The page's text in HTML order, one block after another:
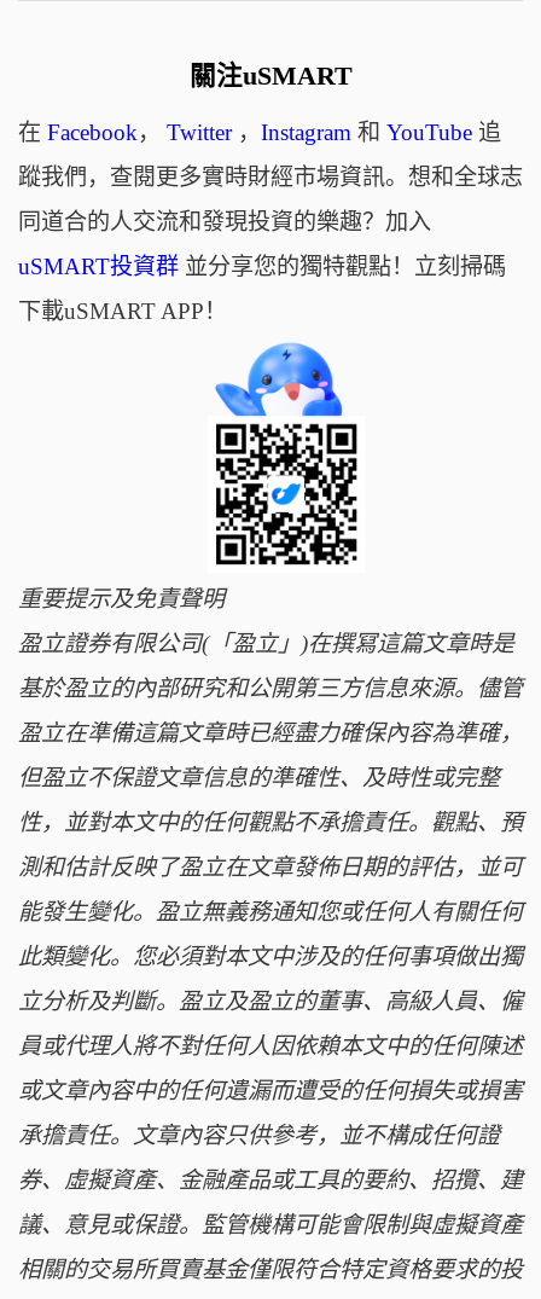
關注uSMART
在 Facebook， Twitter， Instagram和 YouTube追
蹤我們，查閱更多實時財經市場資訊。想和全球志
同道合的人交流和發現投資的樂趣？加入
uSMART投資群並分享您的獨特觀點！立刻掃碼
下載uSMART APP！
重要提示及免責聲明
盈立證券有限公司(「盈立」)在撰冩這篇文章時是
基於盈立的內部研究和公開第三方信息來源。儘管
盈立在準備這篇文章時已經盡力確保內容為準確，
但盈立不保證文章信息的準確性、及時性或完整
性，並對本文中的任何觀點不承擔責任。觀點、預
測和估計反映了盈立在文章發佈日期的評估，並可
能發生變化。盈立無義務通知您或任何人有關任何
此類變化。您必須對本文中涉及的任何事項做出獨
立分析及判斷。盈立及盈立的董事、高級人員、僱
員或代理人將不對任何人因依賴本文中的任何陳述
或文章內容中的任何遺漏而遭受的任何損失或損害
承擔責任。文章內容只供參考，並不構成任何證
券、虛擬資產、金融產品或工具的要約、招攬、建
議、意見或保證。監管機構可能會限制與虛擬資產
相關的交易所買賣基金僅限符合特定資格要求的投